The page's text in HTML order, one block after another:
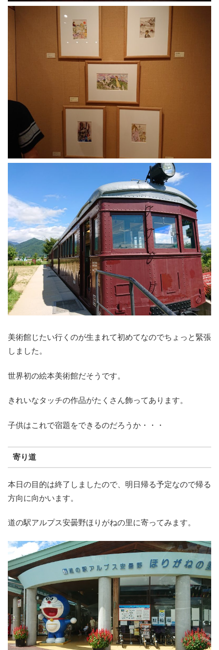
美術館じたい行くのが生まれて初めてなのでちょっと緊張
しました。
世界初の絵本美術館だそうです。
きれいなタッチの作品がたくさん飾ってあります。
子供はこれで宿題をできるのだろうか・・・
寄り道
本日の目的は終了しましたので、明日帰る予定なので帰る
方向に向かいます。
道の駅アルプス安曇野ほりがねの里に寄ってみます。